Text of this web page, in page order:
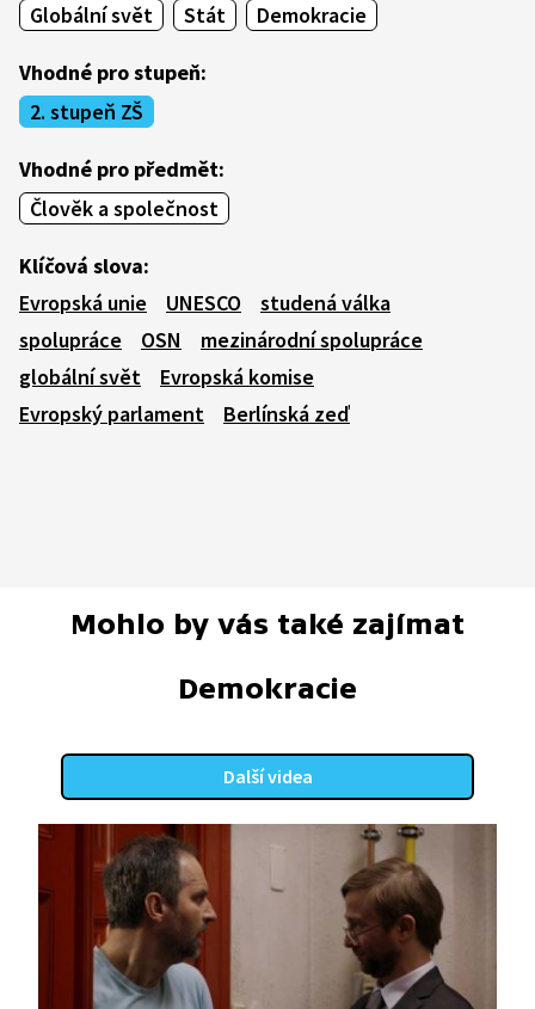
Globální svět
Stát Demokracie
Vhodné pro stupeň:
2. stupeň ZŠ
Vhodné pro předmět:
Člověk a společnost
Klíčová slova:
Evropská unie
UNESCO
studená válka
spolupráce
OSN
mezinárodní spolupráce
globální svět
Evropská komise
Evropský parlament
Berlínská zeď
Mohlo by vás také zajímat
Demokracie
Další videa